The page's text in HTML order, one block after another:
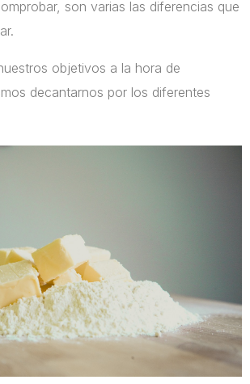
son varias las diferencias que
objetivos a la hora de
decantarnos por los diferentes